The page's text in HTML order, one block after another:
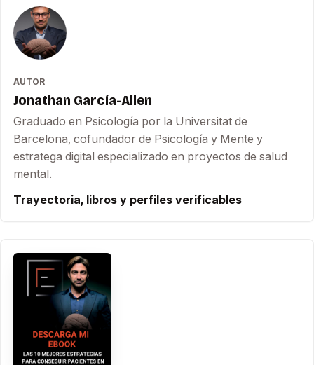
AUTOR
Jonathan García-Allen
Graduado en Psicología por la Universitat de
Barcelona, cofundador de Psicología y Mente y
estratega digital especializado en proyectos de salud
mental.
Trayectoria, libros y perfiles verificables